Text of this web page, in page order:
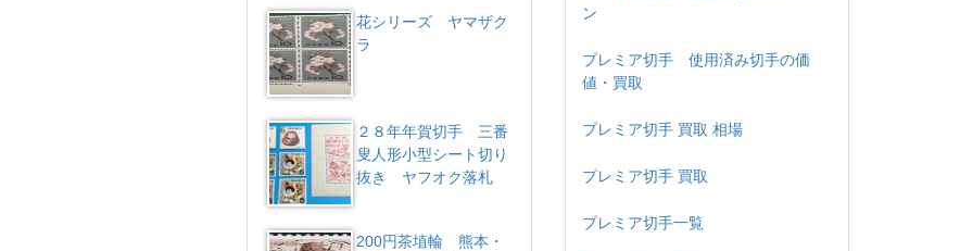
花シリーズ ヤマザク
ラ
２８年年賀切手 三番
叟人形小型シート切り
抜き ヤフオク落札
200円茶埴輪 熊本・
ン
プレミア切手 使用済み切手の価
値・買取
プレミア切手 買取 相場
プレミア切手 買取
プレミア切手一覧